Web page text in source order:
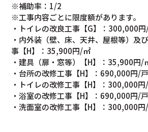
※補助率：1/2
※工事内容ごとに限度額があります。
・トイレの改良工事【G】：300,000
・内外装（壁、床、天井、屋根等）及
事【H】：35,900円/㎡
・建具（扉・窓等）【H】：35,900円/
・台所の改修工事【H】：690,000円/戸
・トイレの改修工事【H】：300,000
・浴室の改修工事【H】：690,000円/戸
・洗面室の改修工事【H】：300,000円